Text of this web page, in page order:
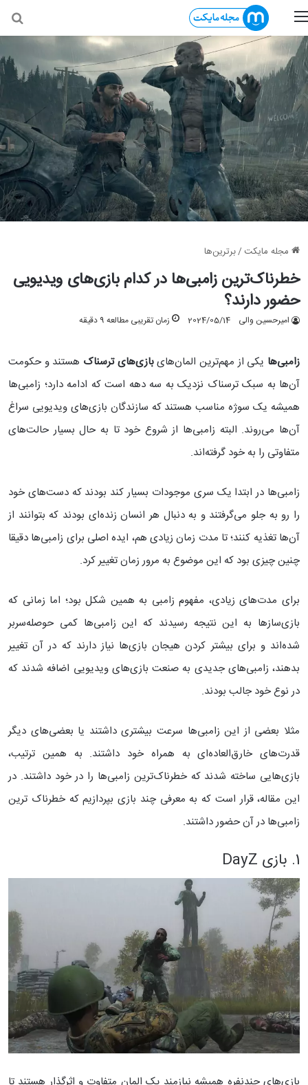
منو
مجله مایکت /برترین‌ها
خطرناک‌ترین زامبی‌ها در کدام بازی‌های ویدیویی
حضور دارند؟
امیرحسین والی 2024/05/14 زمان تقریبی مطالعه 9 دقیقه
زامبی‌ها یکی از مهم‌ترین المان‌هایبازی‌های ترسناک هستند و حکومت
آن‌ها به سبک ترسناک نزدیک به سه دهه است که ادامه دارد؛ زامبی‌ها
همیشه یک سوژه مناسب هستند که سازندگان بازی‌های ویدیویی سراغ
آن‌ها می‌روند. البته زامبی‌ها از شروع خود تا به حال بسیار حالت‌های
متفاوتی را به خود گرفته‌اند.
زامبی‌ها در ابتدا یک سری موجودات بسیار کند بودند که دست‌های خود
را رو به جلو می‌گرفتند و به دنبال هر انسان زنده‌ای بودند که بتوانند از
آن‌ها تغذیه کنند؛ تا مدت زمان زیادی هم، ایده اصلی برای زامبی‌ها دقیقا
چنین چیزی بود که این موضوع به مرور زمان تغییر کرد.
برای مدت‌های زیادی، مفهوم زامبی به همین شکل بود؛ اما زمانی که
بازی‌سازها به این نتیجه رسیدند که این زامبی‌ها کمی حوصله‌سربر
شده‌اند و برای بیشتر کردن هیجان بازی‌ها نیاز دارند که در آن تغییر
بدهند، زامبی‌های جدیدی به صنعت بازی‌های ویدیویی اضافه شدند که
در نوع خود جالب بودند.
مثلا بعضی از این زامبی‌‌ها سرعت بیشتری داشتند یا بعضی‌های دیگر
قدرت‌های خارق‌العاده‌ای به همراه خود داشتند. به همین ترتیب،
بازی‌هایی ساخته شدند که خطرناک‌ترین زامبی‌ها را در خود داشتند. در
این مقاله، قرار است که به معرفی چند بازی بپردازیم که خطرناک‌ ترین
زامبی‌ها در آن حضور داشتند.
1. بازی DayZ